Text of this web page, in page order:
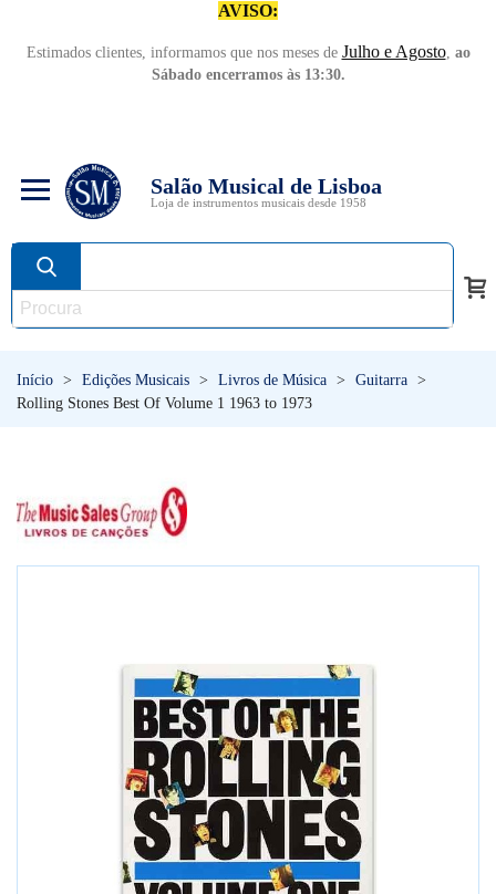
AVISO:
Estimados clientes, informamos que nos meses de Julho e Agosto, ao
Sábado encerramos às 13:30.
Salão Musical de Lisboa
Loja de instrumentos musicais desde 1958
Início > Edições Musicais > Livros de Música > Guitarra >
Rolling Stones Best Of Volume 1 1963 to 1973